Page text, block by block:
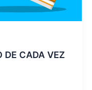
DE CADA VEZ